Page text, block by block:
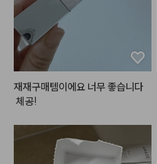
재재구매템이에요 너무 좋습니다
체공!